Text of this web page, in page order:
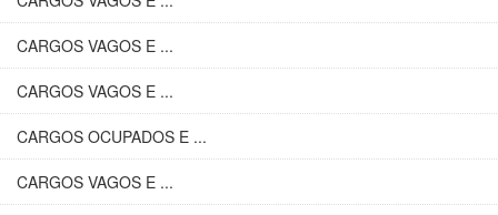
CARGOS VAGOS E ...
CARGOS VAGOS E ...
CARGOS OCUPADOS E ...
CARGOS VAGOS E ...